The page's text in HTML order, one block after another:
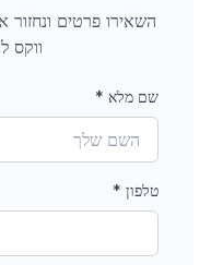
השאירו פרטים
ווקס
שם מלא *
טלפון *